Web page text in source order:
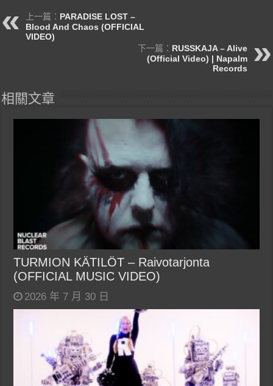
上一篇： PARADISE LOST –
Blood And Chaos (OFFICIAL
VIDEO)
下一篇： RUSSKAJA – Alive
(Official Video) | Napalm
Records
相關文章
TURMION KÄTILÖT – Raivotarjonta
(OFFICIAL MUSIC VIDEO)
2026 年 7 月 30 日